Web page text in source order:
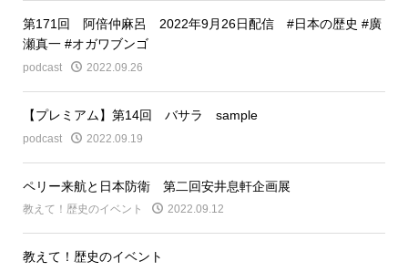
第171回 阿倍仲麻呂 2022年9月26日配信 #日本の歴史 #廣
瀬真一 #オガワブンゴ
podcast 2022.09.26
【プレミアム】第14回 バサラ sample
podcast 2022.09.19
ペリー来航と日本防衛 第二回安井息軒企画展
教えて！歴史のイベント 2022.09.12
教えて！歴史のイベント